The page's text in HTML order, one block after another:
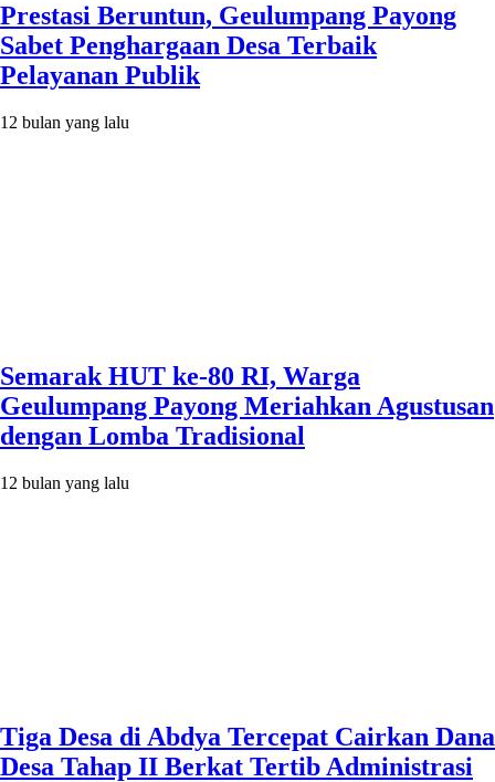
Prestasi Beruntun, Geulumpang Payong
Sabet Penghargaan Desa Terbaik
Pelayanan Publik
12 bulan yang lalu
Semarak HUT ke-80 RI, Warga
Geulumpang Payong Meriahkan Agustusan
dengan Lomba Tradisional
12 bulan yang lalu
Tiga Desa di Abdya Tercepat Cairkan Dana
Desa Tahap II Berkat Tertib Administrasi